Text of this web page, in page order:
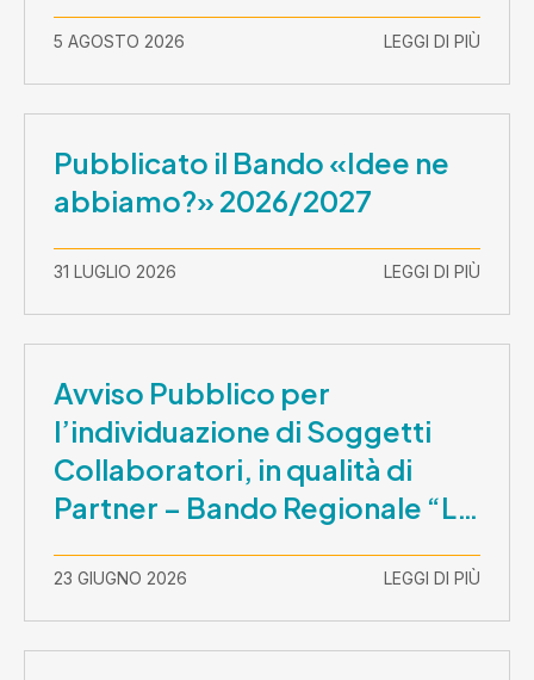
5 AGOSTO 2026 LEGGI DI PIÙ
Pubblicato il Bando «Idee ne
abbiamo?» 2026/2027
31 LUGLIO 2026 LEGGI DI PIÙ
Avviso Pubblico per
l’individuazione di Soggetti
Collaboratori, in qualità di
Partner – Bando Regionale “La
Lombardia è dei Giovani 2026”
– CUP E81B26000210003
23 GIUGNO 2026 LEGGI DI PIÙ